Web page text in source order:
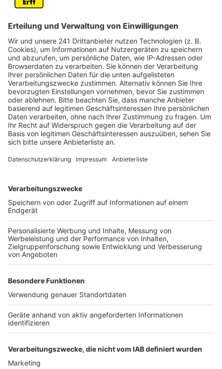
Anzeige
Weil es in diesem Frühjahr zu trocken war und auch
jetzt noch ist, untersagt die Stadt Köln ab morgen die
private Wasserentnahme aus kleinen Bächen und
Flüssen. Die Gewässer führen teils sehr wenig Wasser
– manche sind schon komplett trocken. Das Verbot
bedeutet, dass private Grundstückseigentümer an
solchen Flüsschen kein Wasser mehr zum Beispiel für
die Gartenbewässerung entnehmen dürfen. Das
betrifft vor allem Gewässer im rechtsrheinischen. Im
so gut wie keine privaten Grundstücke – sie liegen vor
läuft zunächst bis Ende Oktober, kann bei Bedarf aber
auch noch verlängert werden.
Anzeige
Weitere Meldungen von Rhein und Erft
Großbrand zerstört Obdachlosenunterkunft
Pfefferspray-Attacke auf 90er-Party
Handwerker fürchten Verkehrsinfarkt
Anzeige